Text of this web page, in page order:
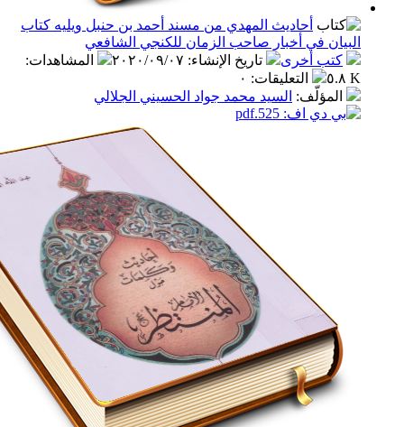
أحاديث المهدي من مسند أحمد بن حنبل ويليه كتاب
في أخبار صاحب الزمان للكنجي الشافعي
أخرى
تاريخ الإنشاء :٢٠٢٠/٠٩/٠٧ المشاهدات:
التعليقات:٠
السيد محمد جواد الحسيني الجلالي